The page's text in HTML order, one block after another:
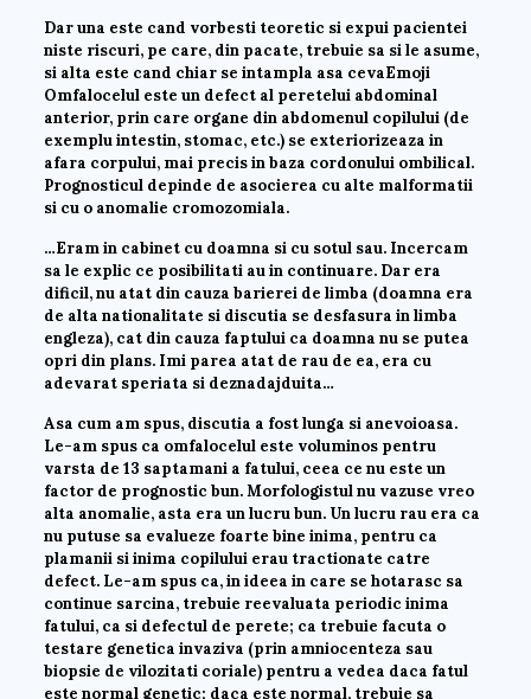
Dar una este cand vorbesti teoretic si expui pacientei
niste riscuri, pe care, din pacate, trebuie sa si le asume,
si alta este cand chiar se intampla asa cevaEmoji
Omfalocelul este un defect al peretelui abdominal
anterior, prin care organe din abdomenul copilului (de
exemplu intestin, stomac, etc.) se exteriorizeaza in
afara corpului, mai precis in baza cordonului ombilical.
Prognosticul depinde de asocierea cu alte malformatii
si cu o anomalie cromozomiala.
…Eram in cabinet cu doamna si cu sotul sau. Incercam
sa le explic ce posibilitati au in continuare. Dar era
dificil, nu atat din cauza barierei de limba (doamna era
de alta nationalitate si discutia se desfasura in limba
engleza), cat din cauza faptului ca doamna nu se putea
opri din plans. Imi parea atat de rau de ea, era cu
adevarat speriata si deznadajduita…
Asa cum am spus, discutia a fost lunga si anevoioasa.
Le-am spus ca omfalocelul este voluminos pentru
varsta de 13 saptamani a fatului, ceea ce nu este un
factor de prognostic bun. Morfologistul nu vazuse vreo
alta anomalie, asta era un lucru bun. Un lucru rau era ca
nu putuse sa evalueze foarte bine inima, pentru ca
plamanii si inima copilului erau tractionate catre
defect. Le-am spus ca, in ideea in care se hotarasc sa
continue sarcina, trebuie reevaluata periodic inima
fatului, ca si defectul de perete; ca trebuie facuta o
testare genetica invaziva (prin amniocenteza sau
biopsie de vilozitati coriale) pentru a vedea daca fatul
este normal genetic; daca este normal, trebuie sa